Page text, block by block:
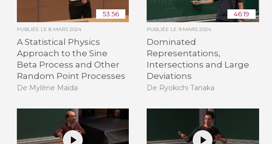
53:56
PUBLIÉE LE 8 MARS 2024
A Statistical Physics
Approach to the Sine
Beta Process and Other
Random Point Processes
De Mylène Maïda
46:19
PUBLIÉE LE9 MARS 2024
Dominated
Representations,
Intersections and Large
Deviations
De Ryokichi Tanaka